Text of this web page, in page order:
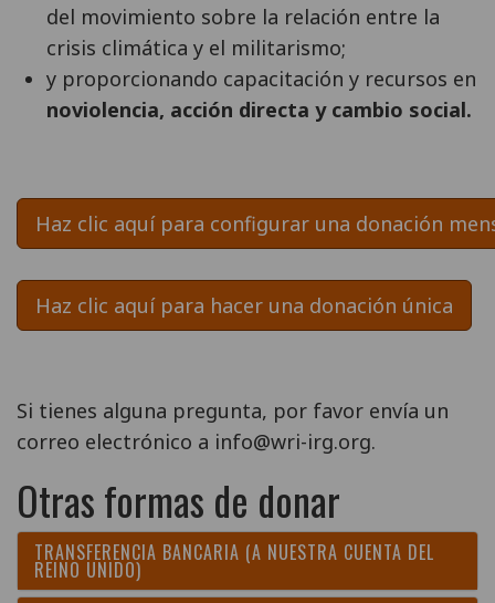
del movimiento sobre la relación entre la
crisis climática y el militarismo;
y proporcionando capacitación y recursos en
noviolencia, acción directa y cambio social.
Haz clic aquí para configurar una donación
Haz clic aquí para hacer una donación única
Si tienes alguna pregunta, por favor envía un
correo electrónico a info@wri-irg.org.
Otras formas de donar
TRANSFERENCIA BANCARIA (A NUESTRA CUENTA DEL
REINO UNIDO)